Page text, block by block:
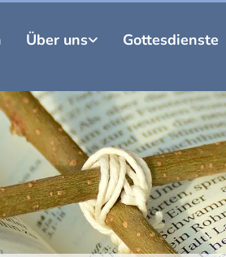
Über uns Gottesdienste